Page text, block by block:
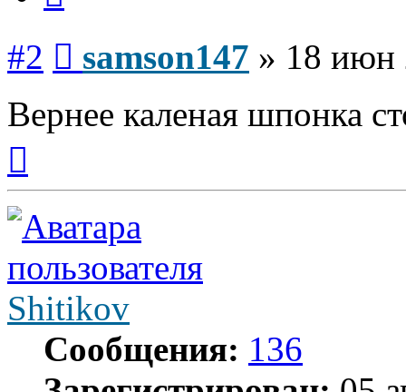
#2 samson147 » 18 июн
Вернее каленая шпонка
началу
Shitikov
Сообщения: 136